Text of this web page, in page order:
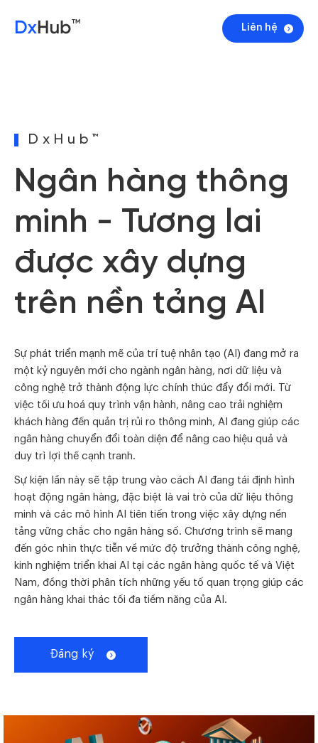
Liên hệ
DxHub™
Ngân hàng thông
minh - Tương lai
được xây dựng
trên nền tảng AI
Sự phát triển mạnh mẽ của trí tuệ nhân tạo (AI) đang mở ra
một kỷ nguyên mới cho ngành ngân hàng, nơi dữ liệu và
công nghệ trở thành động lực chính thúc đẩy đổi mới. Từ
việc tối ưu hoá quy trình vận hành, nâng cao trải nghiệm
khách hàng đến quản trị rủi ro thông minh, AI đang giúp các
ngân hàng chuyển đổi toàn diện để nâng cao hiệu quả và
duy trì lợi thế cạnh tranh.
Sự kiện lần này sẽ tập trung vào cách AI đang tái định hình
hoạt động ngân hàng, đặc biệt là vai trò của dữ liệu thông
minh và các mô hình AI tiên tiến trong việc xây dựng nền
tảng vững chắc cho ngân hàng số. Chương trình sẽ mang
đến góc nhìn thực tiễn về mức độ trưởng thành công nghệ,
kinh nghiệm triển khai AI tại các ngân hàng quốc tế và Việt
Nam, đồng thời phân tích những yếu tố quan trọng giúp các
ngân hàng khai thác tối đa tiềm năng của AI.
Đăng ký